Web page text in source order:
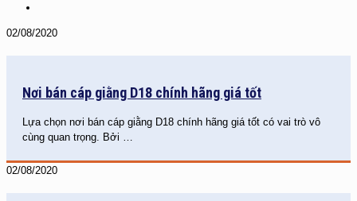
02/08/2020
Nơi bán cáp giằng D18 chính hãng giá tốt
Lựa chọn nơi bán cáp giằng D18 chính hãng giá tốt có vai trò vô
cùng quan trọng. Bởi …
02/08/2020